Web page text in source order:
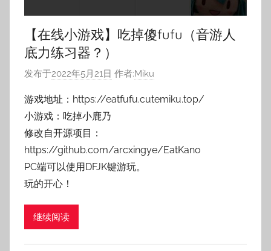
【在线小游戏】吃掉傻fufu（音游人
底力练习器？）
发布于2022年5月21日 作者:Miku
游戏地址：https://eatfufu.cutemiku.top/
小游戏：吃掉小鹿乃
修改自开源项目：
https://github.com/arcxingye/EatKano
PC端可以使用DFJK键游玩。
玩的开心！
继续阅读